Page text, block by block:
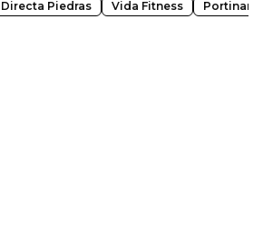
Directa Piedras Vida Fitness Portinari